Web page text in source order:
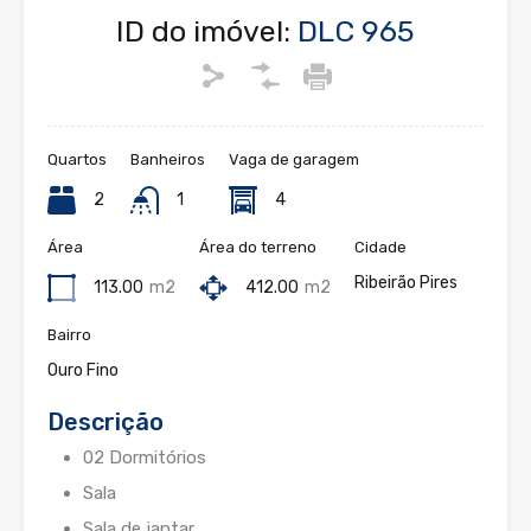
ID do imóvel: DLC 965
Quartos
2
Banheiros
1
Vaga de garagem
4
Área
113.00 m2
Área do terreno
412.00 m2
Cidade
Ribeirão Pires
Bairro
Ouro Fino
Descrição
02 Dormitórios
Sala